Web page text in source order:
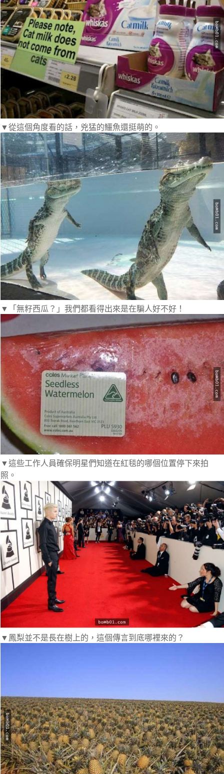
▼從這個角度看的話，兇猛的鱷魚還挺萌的。
▼「無籽西瓜？」我們都看得出來是在騙人好不好！
▼這些工作人員確保明星們知道在紅毯的哪個位置停下來拍
照。
▼鳳梨並不是長在樹上的，這個傳言到底哪裡來的？